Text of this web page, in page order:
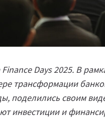
Days 2025. В
трансформации
поделились своим
инвестиции и